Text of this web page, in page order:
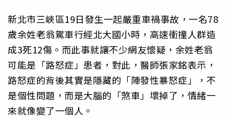
新北市三峽區19日發生一起嚴重車禍事故，一名78
歲余姓老翁駕車行經北大國小時，高速衝撞人群造
成3死12傷。而此事就讓不少網友懷疑，余姓老翁
可能是「路怒症」患者，對此，醫師張家銘表示，
路怒症的背後其實是隱藏的「陣發性暴怒症」，不
是個性問題，而是大腦的「煞車」壞掉了，情緒一
來就像變了一個人。